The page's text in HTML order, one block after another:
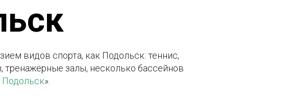
видов спорта, как Подольск: теннис,
тренажёрные залы, несколько бассейнов
».